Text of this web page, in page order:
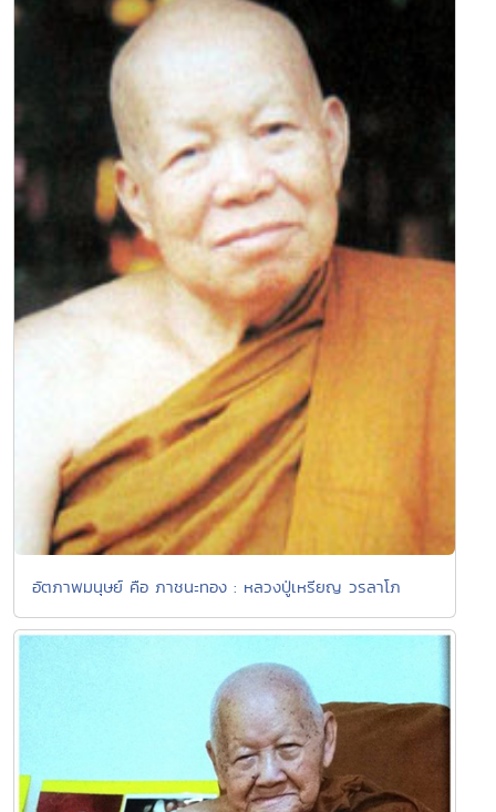
อัตภาพมนุษย์ คือ ภาชนะทอง : หลวงปู่เหรียญ วรลาโภ